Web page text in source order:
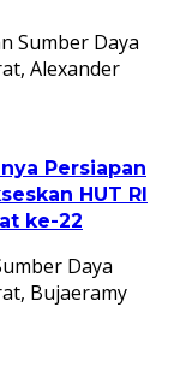
Sumber Daya
Alexander
Persiapan
HUT RI
ke-22
Daya
Bujaeramy